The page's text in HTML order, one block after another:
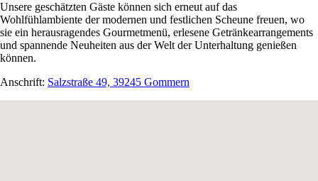
Unsere geschätzten Gäste können sich erneut auf das
Wohlfühlambiente der modernen und festlichen Scheune freuen, wo
sie ein herausragendes Gourmetmenü, erlesene Getränkearrangements
und spannende Neuheiten aus der Welt der Unterhaltung genießen
können.
Anschrift: Salzstraße 49, 39245 Gommern